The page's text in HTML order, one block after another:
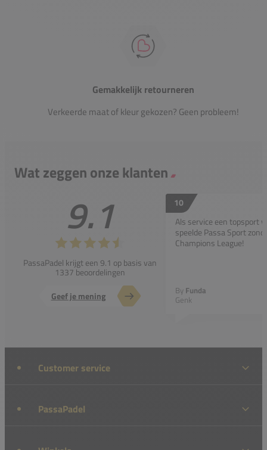
Gemakkelijk retourneren
Verkeerde maat of kleur gekozen? Geen probleem!
Wat zeggen onze klanten
9.1
PassaPadel krijgt een 9.1 op basis van
1337 beoordelingen
Geef je mening
10
Als service een topsport
speelde Passa Sport
Champions League!
By Funda
Genk
Customer service
PassaPadel